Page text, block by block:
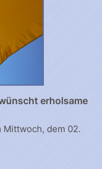
erholsame
Mittwoch, dem 02.